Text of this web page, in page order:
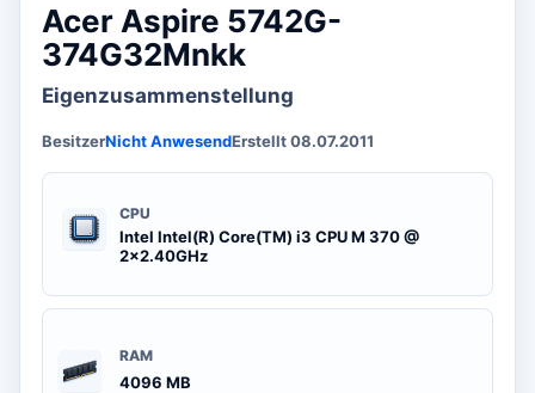
Acer Aspire 5742G-
374G32Mnkk
Eigenzusammenstellung
BesitzerNicht AnwesendErstellt 08.07.2011
CPU
Intel Intel(R) Core(TM) i3 CPU M 370 @
2x2.40GHz
RAM
4096 MB